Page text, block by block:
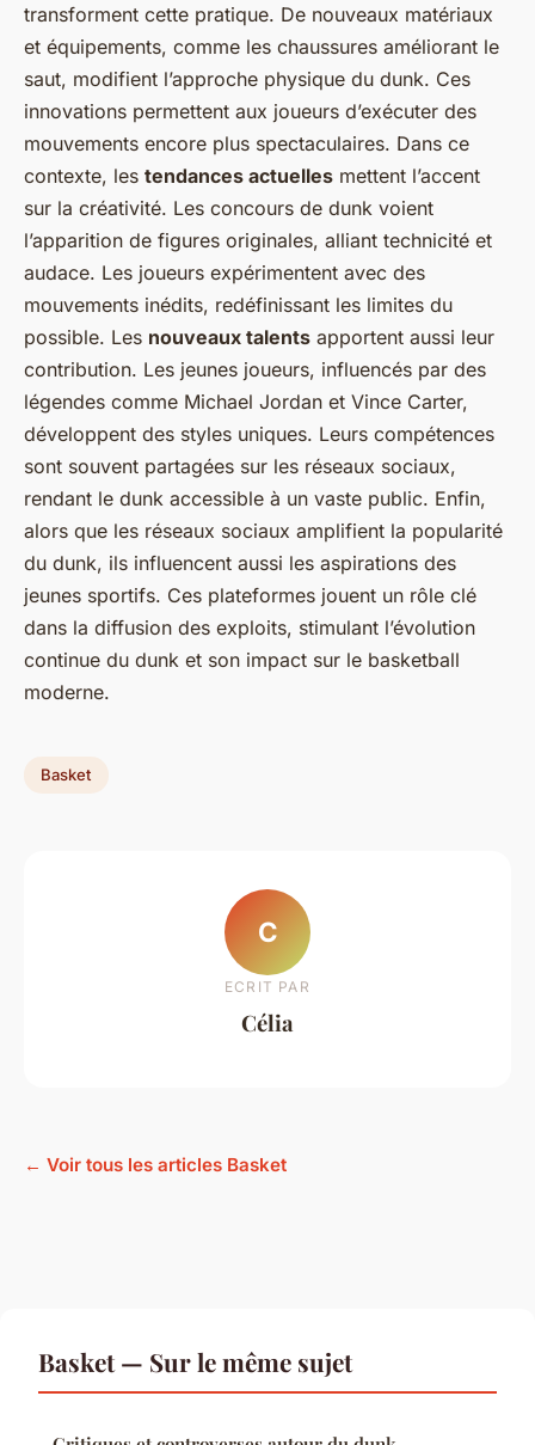
transforment cette pratique. De nouveaux matériaux
et équipements, comme les chaussures améliorant le
saut, modifient l’approche physique du dunk. Ces
innovations permettent aux joueurs d’exécuter des
mouvements encore plus spectaculaires. Dans ce
contexte, les tendances actuelles mettent l’accent
sur la créativité. Les concours de dunk voient
l’apparition de figures originales, alliant technicité et
audace. Les joueurs expérimentent avec des
mouvements inédits, redéfinissant les limites du
possible. Les nouveaux talents apportent aussi leur
contribution. Les jeunes joueurs, influencés par des
légendes comme Michael Jordan et Vince Carter,
développent des styles uniques. Leurs compétences
sont souvent partagées sur les réseaux sociaux,
rendant le dunk accessible à un vaste public. Enfin,
alors que les réseaux sociaux amplifient la popularité
du dunk, ils influencent aussi les aspirations des
jeunes sportifs. Ces plateformes jouent un rôle clé
dans la diffusion des exploits, stimulant l’évolution
continue du dunk et son impact sur le basketball
moderne.
Basket
C
ECRIT PAR
Célia
← Voir tous les articles Basket
Basket — Sur le même sujet